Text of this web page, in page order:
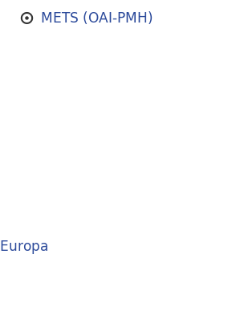
METS (OAI-PMH)
Europa